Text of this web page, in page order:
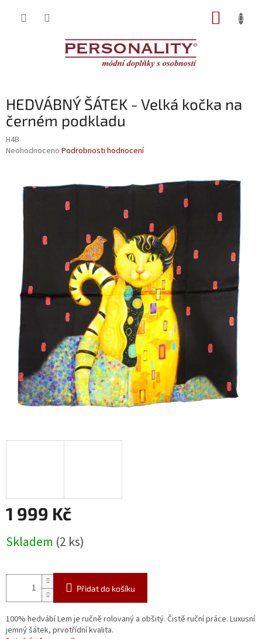
HEDVÁBNÝ ŠÁTEK - Velká kočka na
černém podkladu
H4B
Průměrné
hvězdiček.
Neohodnoceno Podrobnosti hodnocení
1 999 Kč
cena:
Skladem (2 ks)
Přidat do košíku
100% hedvábí Lem je ručně rolovaný a obšitý. Čistě ruční práce. Luxusní
jemný šátek, prvotřídní kvalita.